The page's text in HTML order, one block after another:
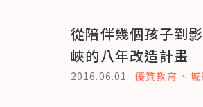
從陪伴幾個孩子到
峽的八年改造計畫
2016.06.01 優質教育 城